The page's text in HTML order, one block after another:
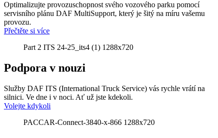
Optimalizujte provozuschopnost svého vozového parku pomocí
servisního plánu DAF MultiSupport, který je šitý na míru vašemu
provozu.
Přečtěte si více
Part 2 ITS 24-25_its4 (1) 1288x720
Podpora v nouzi
Služby DAF ITS (International Truck Service) vás rychle vrátí na
silnici. Ve dne i v noci. Ať už jste kdekoli.
Volejte kdykoli
PACCAR-Connect-3840-x-866 1288x720